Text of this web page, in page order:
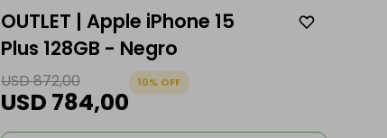
OUTLET | Apple iPhone 15
Plus 128GB - Negro
USD 784,00
USD872,00 10